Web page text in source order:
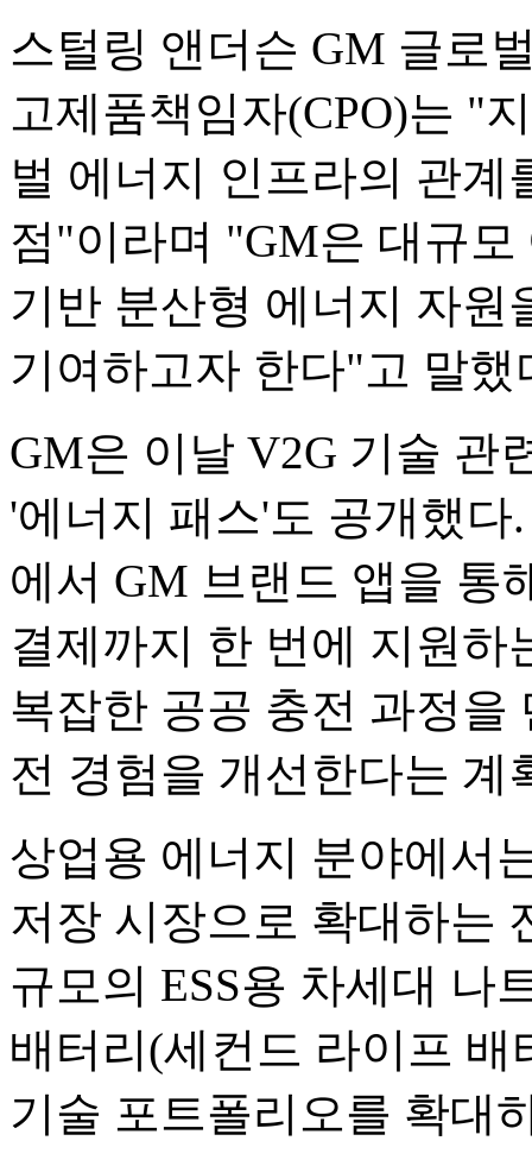
스털링 앤더슨 GM 글로
고제품책임자(CPO)는 "
벌 에너지 인프라의 관계
점"이라며 "GM은 대규
기반 분산형 에너지 자원
기여하고자 한다"고 말했
GM은 이날 V2G 기술 관
'에너지 패스'도 공개했
에서 GM 브랜드 앱을 통
결제까지 한 번에 지원하
복잡한 공공 충전 과정을
전 경험을 개선한다는 계
상업용 에너지 분야에서
저장 시장으로 확대하는
규모의 ESS용 차세대 나
배터리(세컨드 라이프
기술 포트폴리오를 확대